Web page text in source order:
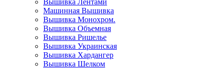
Вышивка Лентами
Машинная Вышивка
Вышивка Монохром.
Вышивка Объемная
Вышивка Ришелье
Вышивка Украинская
Вышивка Хардангер
Вышивка Шелком